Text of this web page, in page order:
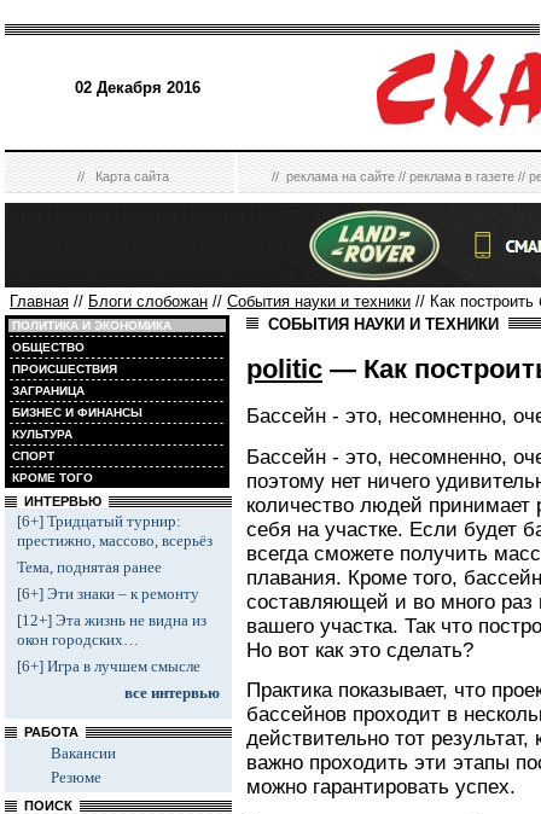
02 Декабря 2016
//Карта сайта //реклама на сайте//реклама в газете//
Главная // Блоги слобожан // События науки и техники // Как построить
ПОЛИТИКА И ЭКОНОМИКА
ОБЩЕСТВО
ПРОИСШЕСТВИЯ
ЗАГРАНИЦА
БИЗНЕС И ФИНАНСЫ
КУЛЬТУРА
СПОРТ
КРОМЕ ТОГО
ИНТЕРВЬЮ
[6+] Тридцатый турнир:
престижно, массово, всерьёз
Тема, поднятая ранее
[6+] Эти знаки – к ремонту
[12+] Эта жизнь не видна из
окон городских…
[6+] Игра в лучшем смысле
все интервью
РАБОТА
Вакансии
Резюме
ПОИСК
СОБЫТИЯ НАУКИ И ТЕХНИКИ
politic — Как
Бассейн - это, несомненно,
Бассейн - это, несомненно,
поэтому нет ничего
количество людей принимает
себя на участке. Если будет
всегда сможете получить
плавания. Кроме того,
составляющей и во много раз
вашего участка. Так что
Но вот как это сделать?
Практика показывает, что
бассейнов проходит в
действительно тот
важно проходить эти этапы
можно гарантировать успех.